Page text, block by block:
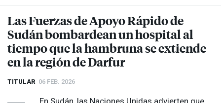
Las Fuerzas de Apoyo Rápido de
Sudán bombardean un hospital al
tiempo que la hambruna se extiende
en la región de Darfur
TITULAR 06 FEB. 2026